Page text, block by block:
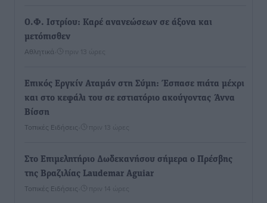
Ο.Φ. Ιστρίου: Καρέ ανανεώσεων σε άξονα και
μετόπισθεν
Αθλητικά πριν 13 ώρες
Επικός Εργκίν Αταμάν στη Σύμη: Έσπασε πιάτα μέχρι
και στο κεφάλι του σε εστιατόριο ακούγοντας Άννα
Βίσση
Τοπικές Ειδήσεις πριν 13 ώρες
Στο Επιμελητήριο Δωδεκανήσου σήμερα ο Πρέσβης
της Βραζιλίας Laudemar Aguiar
Τοπικές Ειδήσεις πριν 14 ώρες